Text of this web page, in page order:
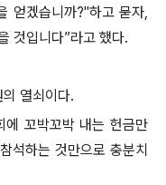
얻겠습니까?"하고 묻자,
것입니다”라고 했다.
열쇠이다.
에 꼬박꼬박 내는 헌금만
석하는 것만으로 충분치